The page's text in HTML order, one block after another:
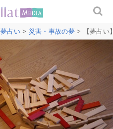
夢占い> 災害・事故の夢> 【夢占い